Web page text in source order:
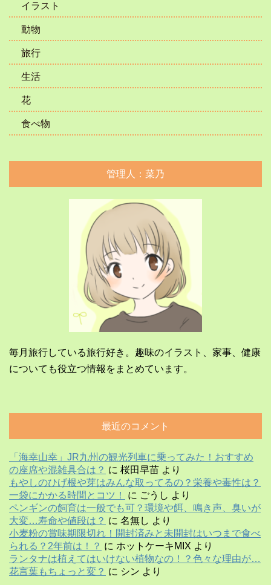
イラスト
動物
旅行
生活
花
食べ物
管理人：菜乃
毎月旅行している旅行好き。趣味のイラスト、家事、健康
についても役立つ情報をまとめています。
最近のコメント
「海幸山幸」JR九州の観光列車に乗ってみた！おすすめ
の座席や混雑具合は？ に 桜田早苗 より
もやしのひげ根や芽はみんな取ってるの？栄養や毒性は？
一袋にかかる時間とコツ！
に ごうし より
ペンギンの飼育は一般でも可？環境や餌、鳴き声、臭いが
大変…寿命や値段は？ に 名無し より
小麦粉の賞味期限切れ！開封済みと未開封はいつまで食べ
られる？2年前は！？ に ホットケーキMIX より
ランタナは植えてはいけない植物なの！？色々な理由が…
花言葉もちょっと変？ に シン より